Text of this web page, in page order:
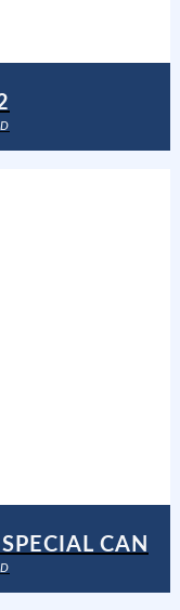
CAN